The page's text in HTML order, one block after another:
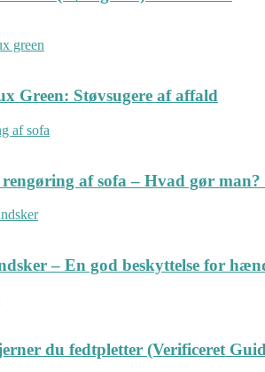
Green: Støvsugere af affald
af sofa – Hvad gør man?
– En god beskyttelse for
du fedtpletter (Verificeret